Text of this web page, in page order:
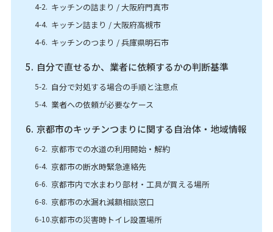
キッチンの詰まり / 大阪府門真市
キッチン詰まり / 大阪府高槻市
キッチンのつまり / 兵庫県明石市
自分で直せるか、業者に依頼するかの判断基準
自分で対処する場合の手順と注意点
業者への依頼が必要なケース
京都市のキッチンつまりに関する自治体・地域情報
京都市での水道の利用開始・解約
京都市の断水時緊急連絡先
京都市内で水まわり部材・工具が買える場所
京都市の水漏れ減額相談窓口
京都市の災害時トイレ設置場所